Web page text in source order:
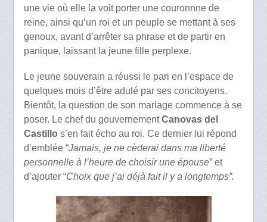
une vie où elle la voit porter une couronnne de
reine, ainsi qu’un roi et un peuple se mettant à ses
genoux, avant d’arrêter sa phrase et de partir en
panique, laissant la jeune fille perplexe.
Le jeune souverain a réussi le pari en l’espace de
quelques mois d’être adulé par ses concitoyens.
Bientôt, la question de son mariage commence à se
poser. Le chef du gouvernementCanovas del
Castillo s’en fait écho au roi. Ce dernier lui répond
d’emblée “Jamais, je ne cèderai dans ma liberté
personnelle à l’heure de choisir une épouse” et
d’ajouter “Choix que j’ai déjà fait il y a longtemps”.